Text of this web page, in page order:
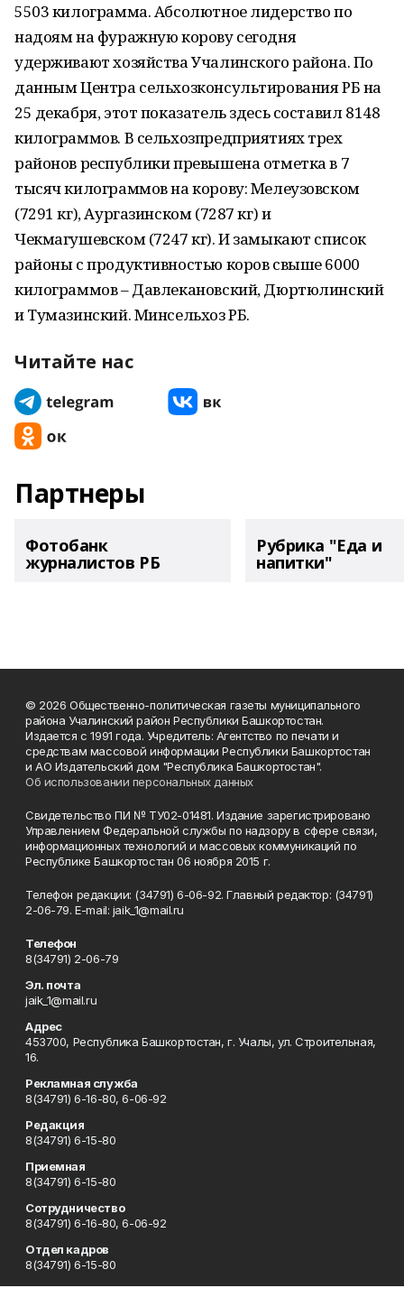
5503 килограмма. Абсолютное лидерство по
надоям на фуражную корову сегодня
удерживают хозяйства Учалинского района. По
данным Центра сельхозконсультирования РБ на
25 декабря, этот показатель здесь составил 8148
килограммов. В сельхозпредприятиях трех
районов республики превышена отметка в 7
тысяч килограммов на корову: Мелеузовском
(7291 кг), Аургазинском (7287 кг) и
Чекмагушевском (7247 кг). И замыкают список
районы с продуктивностью коров свыше 6000
килограммов – Давлекановский, Дюртюлинский
и Тумазинский. Минсельхоз РБ.
Читайте нас
Партнеры
Фотобанк
журналистов РБ
Рубрика "Еда и
напитки"
© 2026 Общественно-политическая газеты муниципального
района Учалинский район Республики Башкортостан.
Издается с 1991 года. Учредитель: Агентство по печати и
средствам массовой информации Республики Башкортостан
и АО Издательский дом "Республика Башкортостан".
Об использовании персональных данных
Свидетельство ПИ № ТУ02-01481. Издание зарегистрировано
Управлением Федеральной службы по надзору в сфере связи,
информационных технологий и массовых коммуникаций по
Республике Башкортостан 06 ноября 2015 г.
Телефон редакции: (34791) 6-06-92. Главный редактор: (34791)
2-06-79. Е-mаil: jaik_1@mail.ru
Телефон
8(34791) 2-06-79
Эл. почта
jaik_1@mail.ru
Адрес
453700, Республика Башкортостан, г. Учалы, ул. Строительная,
16.
Рекламная служба
8(34791) 6-16-80, 6-06-92
Редакция
8(34791) 6-15-80
Приемная
8(34791) 6-15-80
Сотрудничество
8(34791) 6-16-80, 6-06-92
Отдел кадров
8(34791) 6-15-80